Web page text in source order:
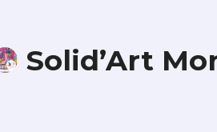
Solid’Art